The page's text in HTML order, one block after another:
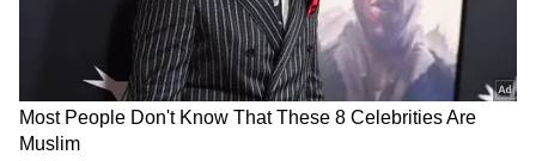
పెళ్లైన ప్రతి దంపతులకు తల్లిదండ్రులు కావాలనే కోరిక